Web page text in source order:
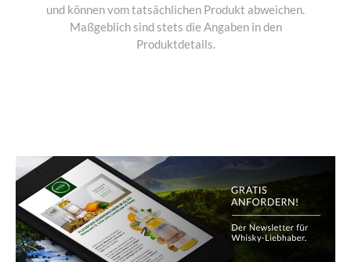
und können vom tatsächlichen Produkt abweichen.
Maßgeblich sind stets die Angaben in den
Produktdetails.